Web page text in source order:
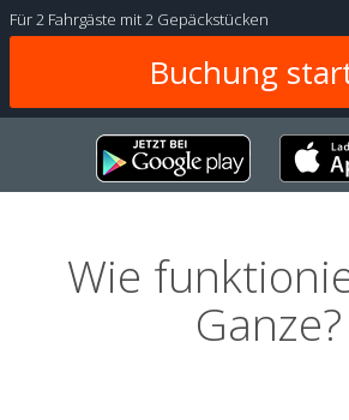
Für2 Fahrgäste mit2 Gepäckstücken
Wie
Ganze?